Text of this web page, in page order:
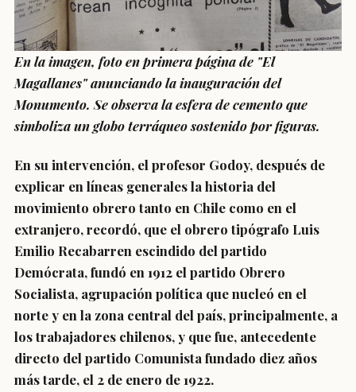
En la imagen, foto en primera página de "El
Magallanes" anunciando la inauguración del
Monumento. Se observa la esfera de cemento que
simboliza un globo terráqueo sostenido por figuras.
En su intervención, el profesor Godoy, después de
explicar en líneas generales la historia del
movimiento obrero tanto en Chile como en el
extranjero, recordó, que el obrero tipógrafo Luis
Emilio Recabarren escindido del partido
Demócrata, fundó en 1912 el partido Obrero
Socialista, agrupación política que nucleó en el
norte y en la zona central del país, principalmente, a
los trabajadores chilenos, y que fue, antecedente
directo del partido Comunista fundado diez años
más tarde, el 2 de enero de 1922.